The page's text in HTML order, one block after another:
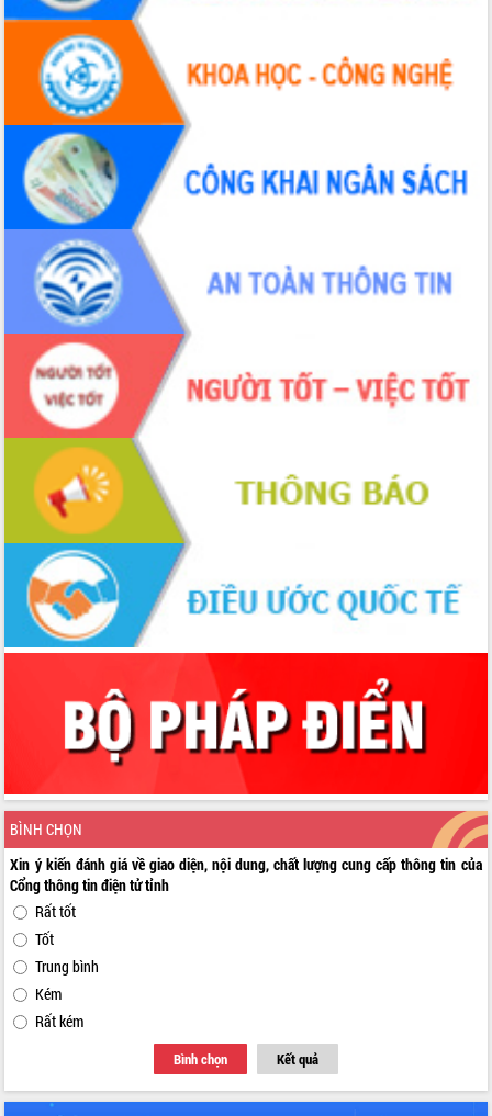
BÌNH CHỌN
Xin ý kiến đánh giá về giao diện, nội dung, chất lượng cung cấp thông tin của
Cổng thông tin điện tử tỉnh
Rất tốt
Tốt
Trung bình
Kém
Rất kém
Bình chọn Kết quả